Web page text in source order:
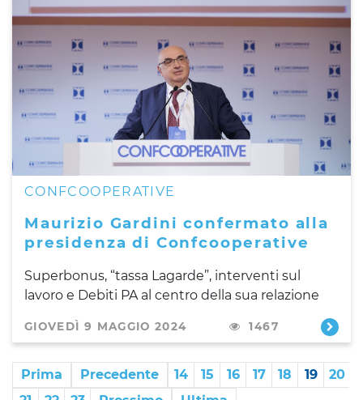
CONFCOOPERATIVE
Maurizio Gardini confermato alla
presidenza di Confcooperative
Superbonus, “tassa Lagarde”, interventi sul
lavoro e Debiti PA al centro della sua relazione
GIOVEDÌ 9 MAGGIO 2024 1467
Prima Precedente 14 15 16 17 18 19
20